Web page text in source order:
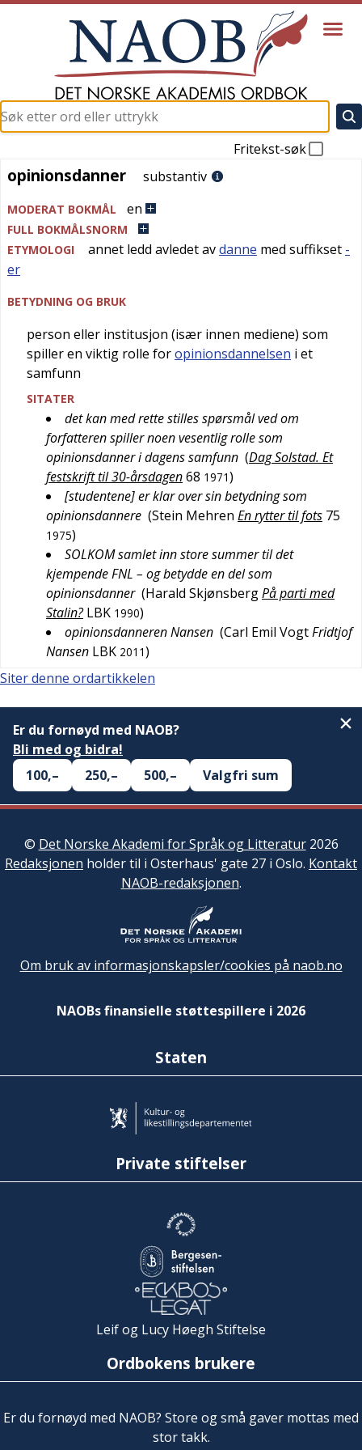
Fritekst-søk
opinionsdanner
opinionsdanner substantiv
MODERAT BOKMÅL en
FULL BOKMÅLSNORM
ETYMOLOGI
annet ledd avledet avdanne med suffikset -
er
BETYDNING OG BRUK
person eller institusjon (især innen mediene) som
spiller en viktig rolle foropinionsdannelsen i et
samfunn
SITATER
det kan med rette stilles spørsmål ved om
forfatteren spiller noen vesentlig rolle som
opinionsdanner i dagens samfunn (Dag Solstad. Et
festskrift til 30-årsdagen68 1971)
[studentene] er klar over sin betydning som
opinionsdannere (Stein Mehren En rytter til fots 75
1975)
SOLKOM samlet inn store summer til det
kjempende FNL – og betydde en del som
opinionsdanner (Harald SkjønsbergPå parti med
Stalin? LBK 1990)
opinionsdanneren Nansen (Carl Emil VogtFridtjof
Nansen LBK 2011)
Siter denne ordartikkelen
Er du fornøyd med NAOB?
Bli med og bidra!
100,–
250,– 500,– Valgfri sum
© Det Norske Akademi for Språk og Litteratur2026
Redaksjonen holder til i Osterhaus' gate 27 i Oslo. Kontakt
NAOB-redaksjonen.
Om bruk av informasjonskapsler/cookies på naob.no
NAOBs finansielle støttespillere i 2026
Staten
Private stiftelser
Leif og Lucy Høegh Stiftelse
Ordbokens brukere
Er du fornøyd med NAOB? Store og små gaver mottas med
stor takk.